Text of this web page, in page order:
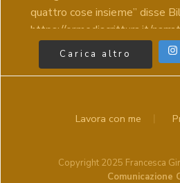
Carica altro
Lavora con me
Copyright 2025 Francesca
Comunicazione